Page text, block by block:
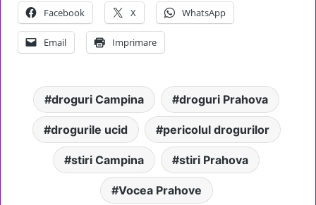
Facebook X WhatsApp
Email Imprimare
droguri Campina droguri Prahova
drogurile ucid pericolul drogurilor
stiri Campina stiri Prahova
Vocea Prahove